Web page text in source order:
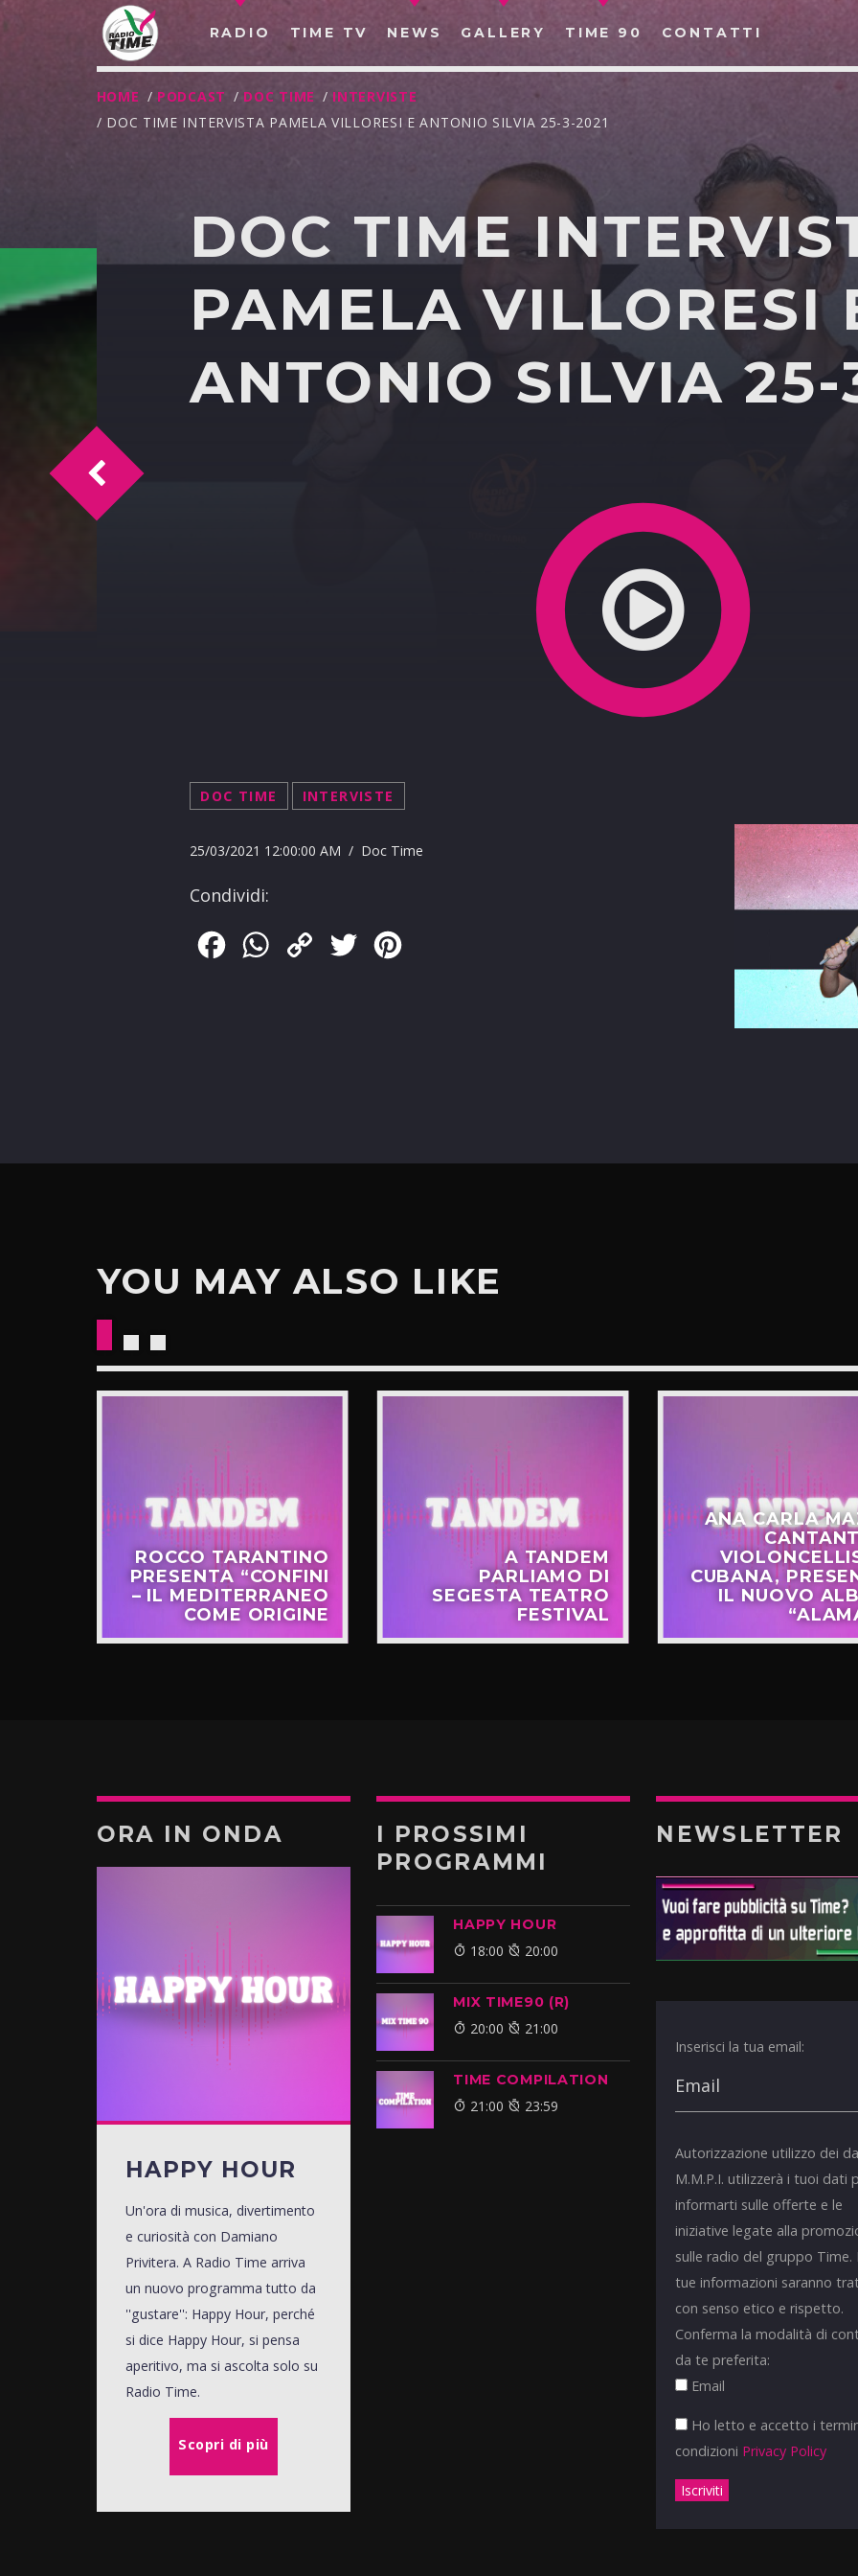
RADIO TIME TV NEWS GALLERY TIME 90 CONTATTI
CERCA NEL SITO WEB:
HOME / PODCAST / DOC TIME / INTERVISTE
/ DOC TIME INTERVISTA PAMELA VILLORESI E ANTONIO SILVIA 25-3-2021
DOC TIME
PAMELA VILLORESI
ANTONIO SILVIA 25-
DOC TIME INTERVISTE
25/03/2021 12:00:00 AM / Doc Time
Condividi:
FacebookWhatsApp
Copy
Twitter
Happy Birthday Roberto 25-3-2021
YOU MAY ALSO LIKE
ROCCO TARANTINO
PRESENTA “CONFINI
– IL MEDITERRANEO
COME ORIGINE
A TANDEM
PARLIAMO DI
SEGESTA TEATRO
FESTIVAL
ANA CARLA
CUBANA,
IL NUOVO
ORA IN ONDA
HAPPY HOUR
Un'ora di musica, divertimento
e curiosità con Damiano
Privitera. A Radio Time arriva
un nuovo programma tutto da
''gustare'': Happy Hour, perché
si dice Happy Hour, si pensa
aperitivo, ma si ascolta solo su
Radio Time.
Scopri di più
I PROSSIMI
PROGRAMMI
HAPPY HOUR
18:00 20:00
MIX TIME90 (R)
20:00 21:00
TIME COMPILATION
21:00 23:59
NEWSLETTER
Inserisci la tua email:
Autorizzazione utilizzo dei
M.M.P.I. utilizzerà i tuoi dati
informarti sulle offerte e le
iniziative legate alla
sulle radio del gruppo Time.
tue informazioni saranno
con senso etico e rispetto.
Conferma la modalità di
da te preferita:
Email
Ho letto e accetto i
condizioni Privacy Policy